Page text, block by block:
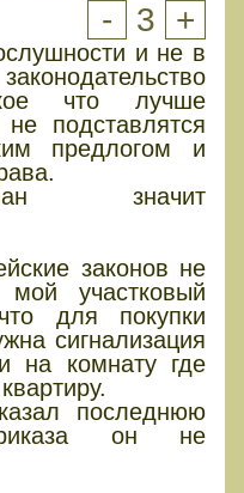
- 3 +
и не в
что лучше
подставлятся
предлогом и
значит
законов не
участковый
для покупки
сигнализация
на комнату где
последнюю
он не